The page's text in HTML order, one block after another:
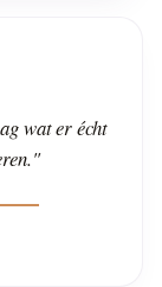
wat er écht